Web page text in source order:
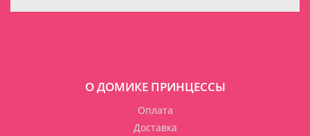
О ДОМИКЕ ПРИНЦЕССЫ
Оплата
Доставка